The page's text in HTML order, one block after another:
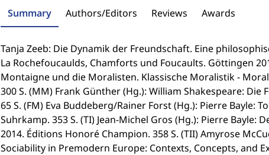
Summary Authors/Editors Reviews Awards
Tanja Zeeb: Die Dynamik der Freundschaft. Eine
La Rochefoucaulds, Chamforts und Foucaults. Göttingen
Montaigne und die Moralisten. Klassische Moralistik -
300 S. (MM) Frank Günther (Hg.): William Shakespeare:
65 S. (FM) Eva Buddeberg/Rainer Forst (Hg.): Pierre Bayle:
Suhrkamp. 353 S. (TI) Jean-Michel Gros (Hg.): Pierre
2014. Éditions Honoré Champion. 358 S. (TII) Amyrose
Sociability in Premodern Europe: Contexts, Concepts, and